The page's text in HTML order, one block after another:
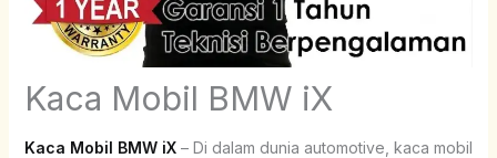
Kaca Mobil BMW iX
Kaca Mobil BMW iX– Di dalam dunia automotive, kaca mobil